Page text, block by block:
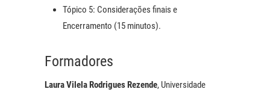
Tópico 5: Considerações finais e
Encerramento (15 minutos).
Formadores
Laura Vilela Rodrigues Rezende, Universidade